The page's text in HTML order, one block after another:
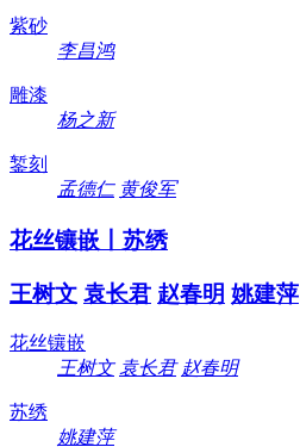
紫砂
李昌鸿
雕漆
杨之新
錾刻
孟德仁 黄俊军
花丝镶嵌丨苏绣
王树文 袁长君 赵春明 姚建萍
花丝镶嵌
王树文 袁长君 赵春明
苏绣
姚建萍